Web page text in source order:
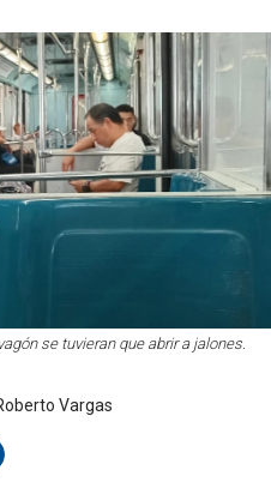
u
se tuvieran que abrir a jalones.
Vargas